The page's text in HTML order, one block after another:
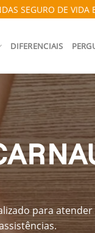
SEGURO DE VIDA
DIFERENCIAIS
para atender